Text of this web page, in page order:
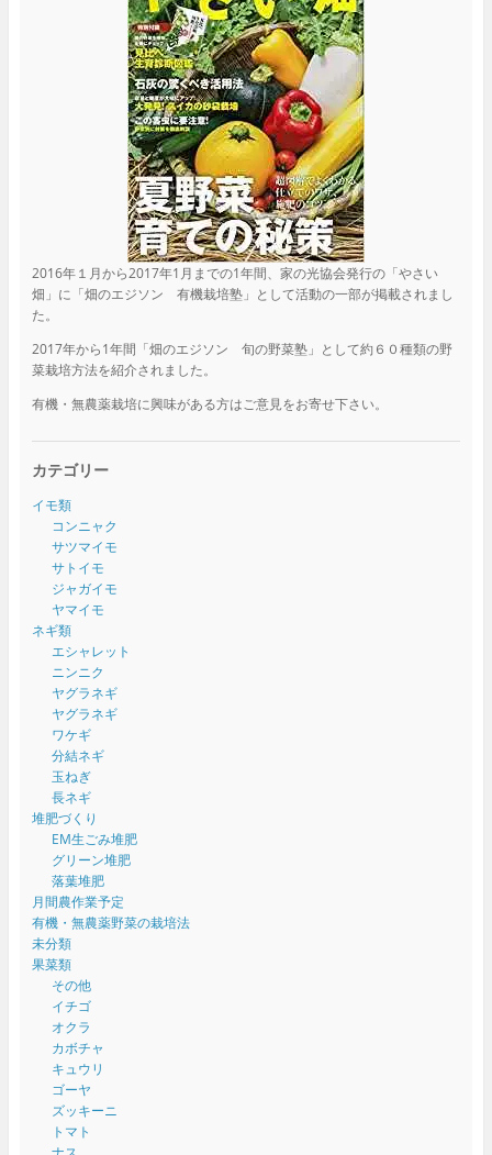
2016年１月から2017年1月までの1年間、家の光協会発行の「やさい
畑」に「畑のエジソン 有機栽培塾」として活動の一部が掲載されまし
た。
2017年から1年間「畑のエジソン 旬の野菜塾」として約６０種類の野
菜栽培方法を紹介されました。
有機・無農薬栽培に興味がある方はご意見をお寄せ下さい。
カテゴリー
イモ類
コンニャク
サツマイモ
サトイモ
ジャガイモ
ヤマイモ
ネギ類
エシャレット
ニンニク
ヤグラネギ
ヤグラネギ
ワケギ
分結ネギ
玉ねぎ
長ネギ
堆肥づくり
EM生ごみ堆肥
グリーン堆肥
落葉堆肥
月間農作業予定
有機・無農薬野菜の栽培法
未分類
果菜類
その他
イチゴ
オクラ
カボチャ
キュウリ
ゴーヤ
ズッキーニ
トマト